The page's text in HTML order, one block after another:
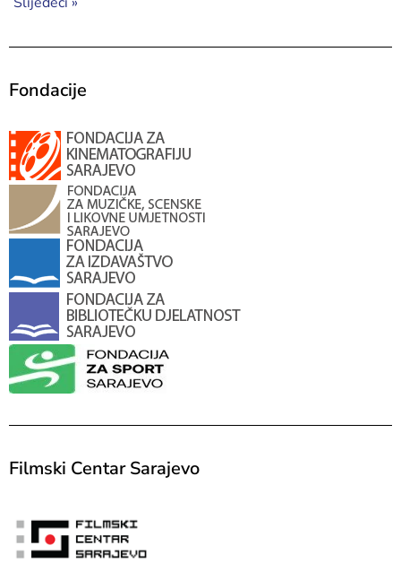
Fondacije
Filmski Centar Sarajevo